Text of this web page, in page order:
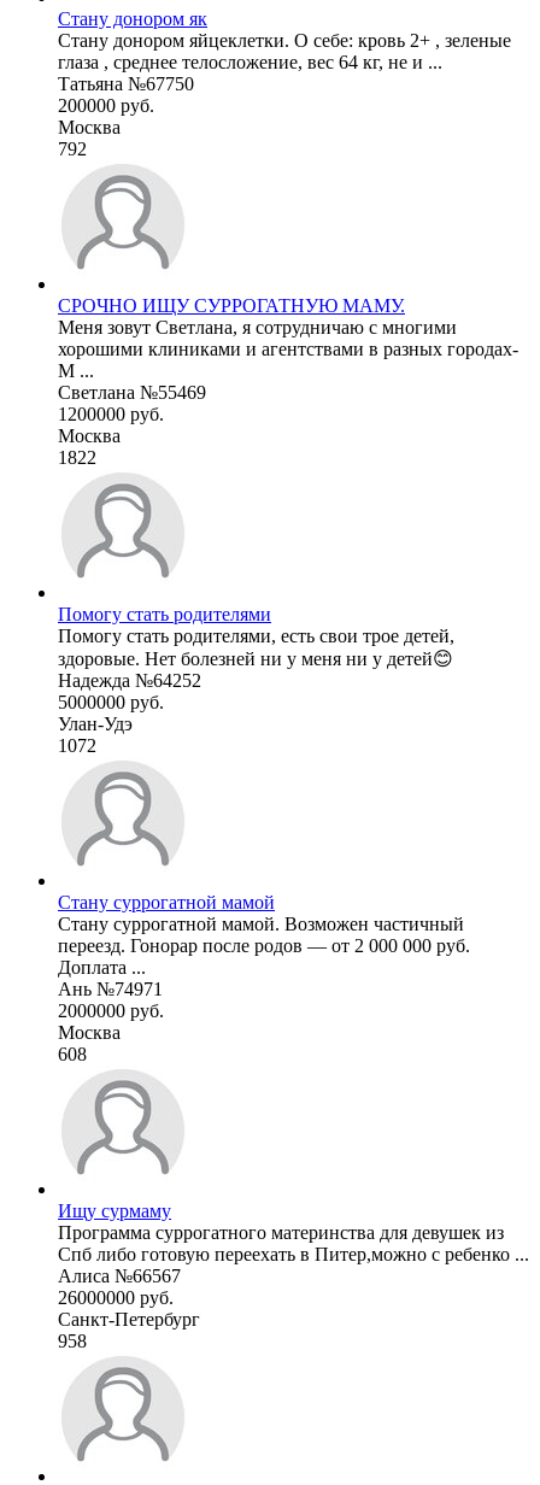
Стану донором як
Стану донором яйцеклетки. О себе: кровь 2+ , зеленые
глаза , среднее телосложение, вес 64 кг, не и ...
Татьяна №67750
200000 руб.
Москва
792
СРОЧНО ИЩУ СУРРОГАТНУЮ МАМУ.
Меня зовут Светлана, я сотрудничаю с многими
хорошими клиниками и агентствами в разных городах-
М ...
Светлана №55469
1200000 руб.
Москва
1822
Помогу стать родителями
Помогу стать родителями, есть свои трое детей,
здоровые. Нет болезней ни у меня ни у детей😊
Надежда №64252
5000000 руб.
Улан-Удэ
1072
Стану суррогатной мамой
Стану суррогатной мамой. Возможен частичный
переезд. Гонорар после родов — от 2 000 000 руб.
Доплата ...
Ань №74971
2000000 руб.
Москва
608
Ищу сурмаму
Программа суррогатного материнства для девушек из
Спб либо готовую переехать в Питер,можно с ребенко ...
Алиса №66567
26000000 руб.
Санкт-Петербург
958